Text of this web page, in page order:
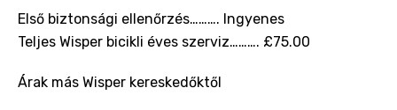
Első biztonsági ellenőrzés………. Ingyenes
Teljes Wisper bicikli éves szerviz………. £75.00
Árak más Wisper kereskedőktől